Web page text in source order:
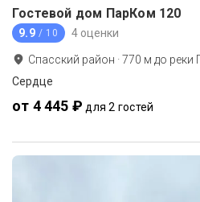
Гостевой дом ПарКом 120
9.9 / 10 4 оценки
Спасский район ·770 м до реки
Сердце
от 4 445 ₽ для 2 гостей